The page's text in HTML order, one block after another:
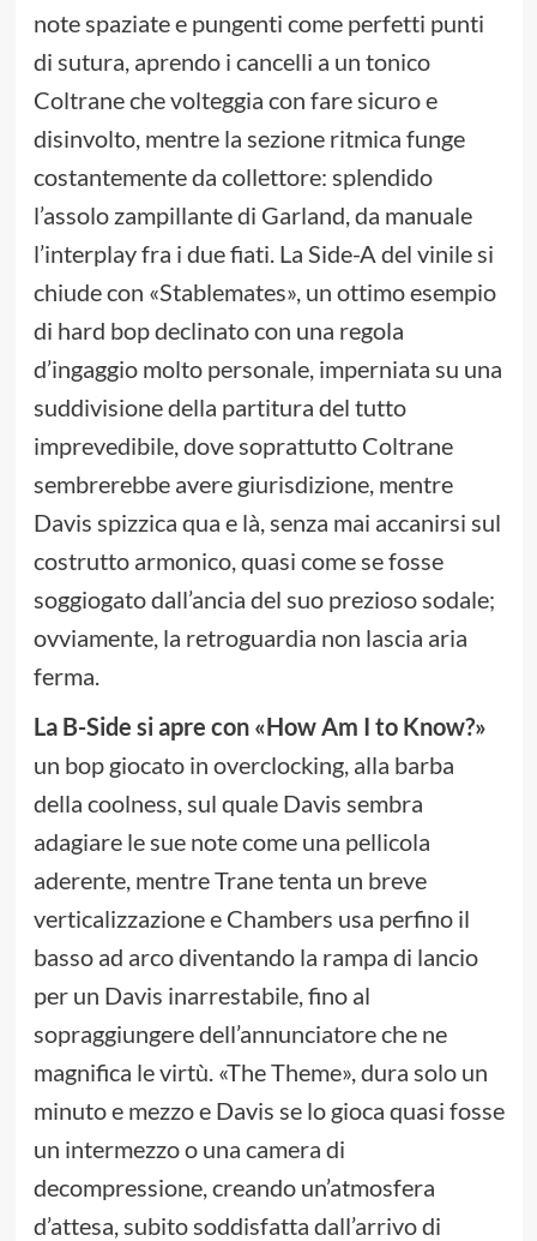
note spaziate e pungenti come perfetti punti
di sutura, aprendo i cancelli a un tonico
Coltrane che volteggia con fare sicuro e
disinvolto, mentre la sezione ritmica funge
costantemente da collettore: splendido
l’assolo zampillante di Garland, da manuale
l’interplay fra i due fiati. La Side-A del vinile si
chiude con «Stablemates», un ottimo esempio
di hard bop declinato con una regola
d’ingaggio molto personale, imperniata su una
suddivisione della partitura del tutto
imprevedibile, dove soprattutto Coltrane
sembrerebbe avere giurisdizione, mentre
Davis spizzica qua e là, senza mai accanirsi sul
costrutto armonico, quasi come se fosse
soggiogato dall’ancia del suo prezioso sodale;
ovviamente, la retroguardia non lascia aria
ferma.
La B-Side si apre con «How Am I to Know?»
un bop giocato in overclocking, alla barba
della coolness, sul quale Davis sembra
adagiare le sue note come una pellicola
aderente, mentre Trane tenta un breve
verticalizzazione e Chambers usa perfino il
basso ad arco diventando la rampa di lancio
per un Davis inarrestabile, fino al
sopraggiungere dell’annunciatore che ne
magnifica le virtù. «The Theme», dura solo un
minuto e mezzo e Davis se lo gioca quasi fosse
un intermezzo o una camera di
decompressione, creando un’atmosfera
d’attesa, subito soddisfatta dall’arrivo di